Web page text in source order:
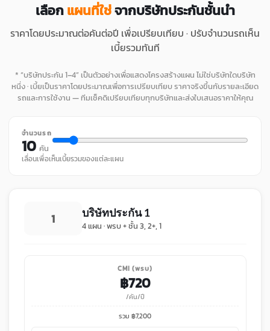
เลือกแผนที่ใช่จากบริษัทประกันชั้นนำ
ราคาโดยประมาณต่อคันต่อปี เพื่อเปรียบเทียบ · ปรับจำนวนรถเห็น
เบี้ยรวมทันที
* “บริษัทประกัน 1–4” เป็นตัวอย่างเพื่อแสดงโครงสร้างแผน ไม่ใช่บริษัทใดบริษัท
หนึ่ง · เบี้ยเป็นราคาโดยประมาณเพื่อการเปรียบเทียบ ราคาจริงขึ้นกับรายละเอียด
รถและการใช้งาน — ทีมเช็คดิเปรียบเทียบทุกบริษัทและส่งใบเสนอราคาให้คุณ
จำนวนรถ
10 คัน
เลื่อนเพื่อเห็นเบี้ยรวมของแต่ละแผน
1 บริษัทประกัน 1
4 แผน · พรบ + ชั้น 3, 2+, 1
CMI (พรบ)
฿720
/คัน/ปี
รวม ฿7,200